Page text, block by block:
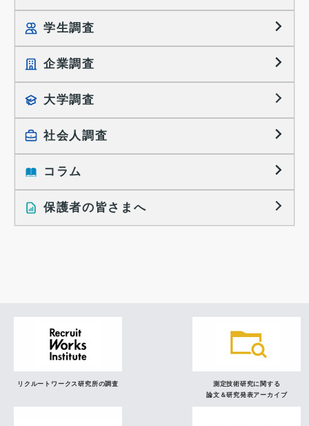
学生調査
就職プロセス調査
就職活動TOPICS
大学生の実態調査
働きたい組織の特徴
大学生の地域間移動レポート
就職活動に関するレポート
企業調査
採用に関する調査
採用活動に関するレポート
大学調査
社会人調査
就職活動と入社後の就業
就業レディネス研究
コラム
インタビュー記事
保護者の皆さまへ
リクルートワークス研究所の調査
測定技術研究に関する
論文＆研究発表アーカイブ